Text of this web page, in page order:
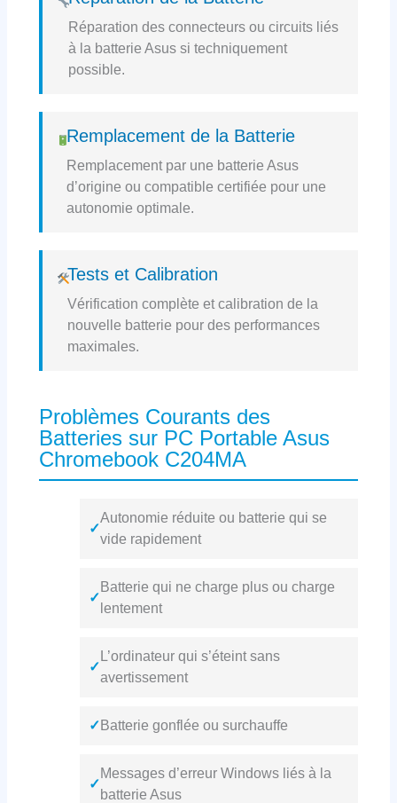
Réparation des connecteurs ou circuits liés
à la batterie Asus si techniquement
possible.
Remplacement de la Batterie
Remplacement par une batterie Asus
d’origine ou compatible certifiée pour une
autonomie optimale.
Tests et Calibration
Vérification complète et calibration de la
nouvelle batterie pour des performances
maximales.
Problèmes Courants des
Batteries sur PC Portable Asus
Chromebook C204MA
✓
Autonomie réduite ou batterie qui se
vide rapidement
✓
Batterie qui ne charge plus ou charge
lentement
✓
L’ordinateur qui s’éteint sans
avertissement
✓ Batterie gonflée ou surchauffe
✓
Messages d’erreur Windows liés à la
batterie Asus